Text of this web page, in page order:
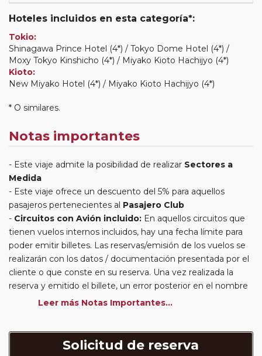
Hoteles incluidos en esta categoría*:
Tokio:
Shinagawa Prince Hotel (4*) / Tokyo Dome Hotel (4*) /
Moxy Tokyo Kinshicho (4*) / Miyako Kioto Hachijyo (4*)
Kioto:
New Miyako Hotel (4*) / Miyako Kioto Hachijyo (4*)
* O similares.
Notas importantes
Este viaje admite la posibilidad de realizar Sectores a
Medida
Este viaje ofrece un descuento del 5% para aquellos
pasajeros pertenecientes al Pasajero Club
Circuitos con Avión incluido: En aquellos circuitos que
tienen vuelos internos incluidos, hay una fecha límite para
poder emitir billetes. Las reservas/emisión de los vuelos se
realizarán con los datos / documentación presentada por el
cliente o que conste en su reserva. Una vez realizada la
reserva y emitido el billete, un error posterior en el nombre
o un nombre incompleto, puede provocar la invalidez del
generados de cancelación y nueva emisión. Hacer una
reserva nueva puede implicar la posibilidad de no conseguir
Leer más Notas Importantes...
Solicitud de reserva